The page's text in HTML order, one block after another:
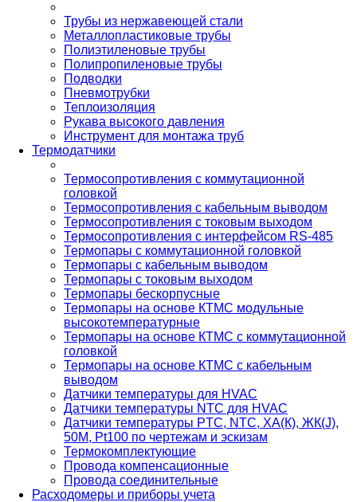
Трубы из нержавеющей стали
Металлопластиковые трубы
Полиэтиленовые трубы
Полипропиленовые трубы
Подводки
Пневмотрубки
Теплоизоляция
Рукава высокого давления
Инструмент для монтажа труб
Термодатчики
Термосопротивления с коммутационной
головкой
Термосопротивления с кабельным выводом
Термосопротивления с токовым выходом
Термосопротивления с интерфейсом RS-485
Термопары с коммутационной головкой
Термопары с кабельным выводом
Термопары с токовым выходом
Термопары бескорпусные
Термопары на основе КТМС модульные
высокотемпературные
Термопары на основе КТМС с коммутационной
головкой
Термопары на основе КТМС с кабельным
выводом
Датчики температуры для HVAC
Датчики температуры NTC для HVAC
Датчики температуры PTС, NTC, ХА(К), ЖК(J),
50М, Pt100 по чертежам и эскизам
Термокомплектующие
Провода компенсационные
Провода соединительные
Расходомеры и приборы учета